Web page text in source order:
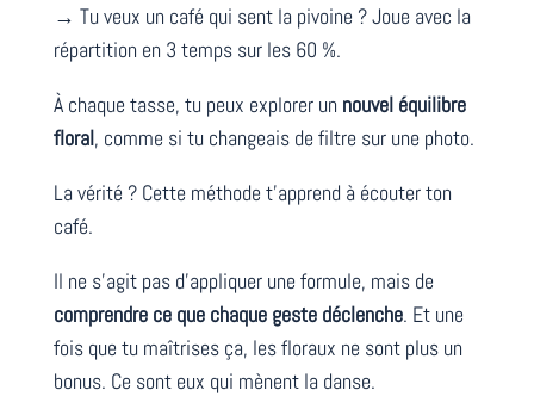
→ Tu veux un café qui sent la pivoine ? Joue avec la
répartition en 3 temps sur les 60 %.
À chaque tasse, tu peux explorer un nouvel équilibre
floral, comme si tu changeais de filtre sur une photo.
La vérité ? Cette méthode t’apprend à écouter ton
café.
Il ne s’agit pas d’appliquer une formule, mais de
comprendre ce que chaque geste déclenche. Et une
fois que tu maîtrises ça, les floraux ne sont plus un
bonus. Ce sont eux qui mènent la danse.